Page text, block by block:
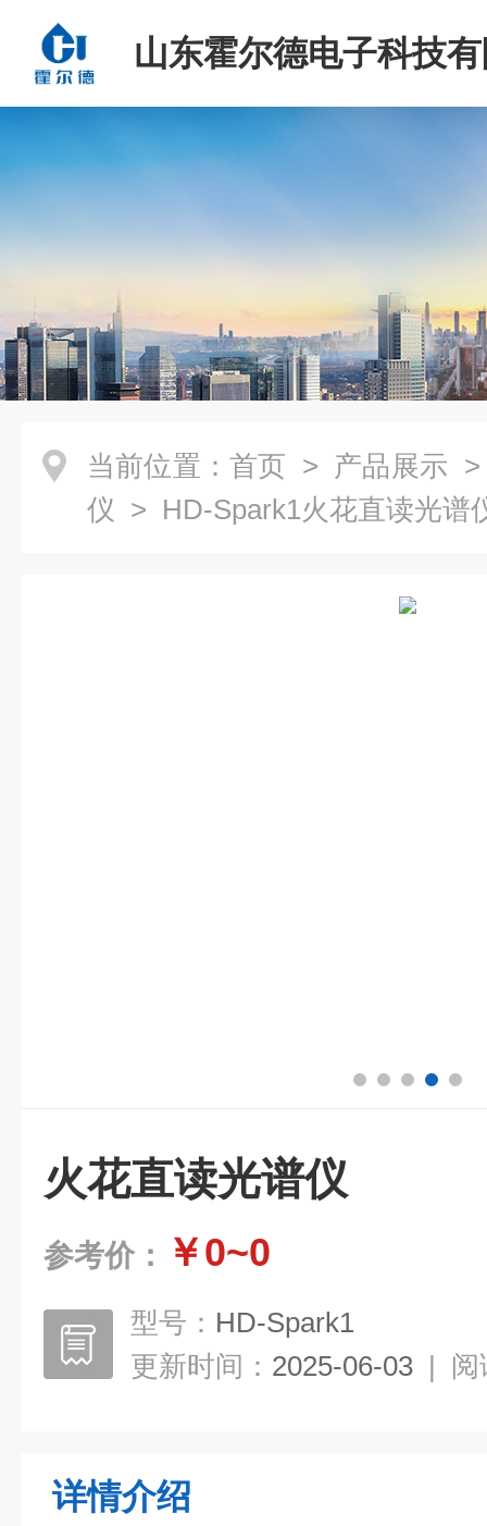
山东霍尔德电子科技
当前位置： 首页 > 产品展示
仪 > HD-Spark1火花直读光谱
火花直读光谱仪
参考价： ￥0~0
型号： HD-Spark1
更新时间： 2025-06-03 | 阅
详情介绍